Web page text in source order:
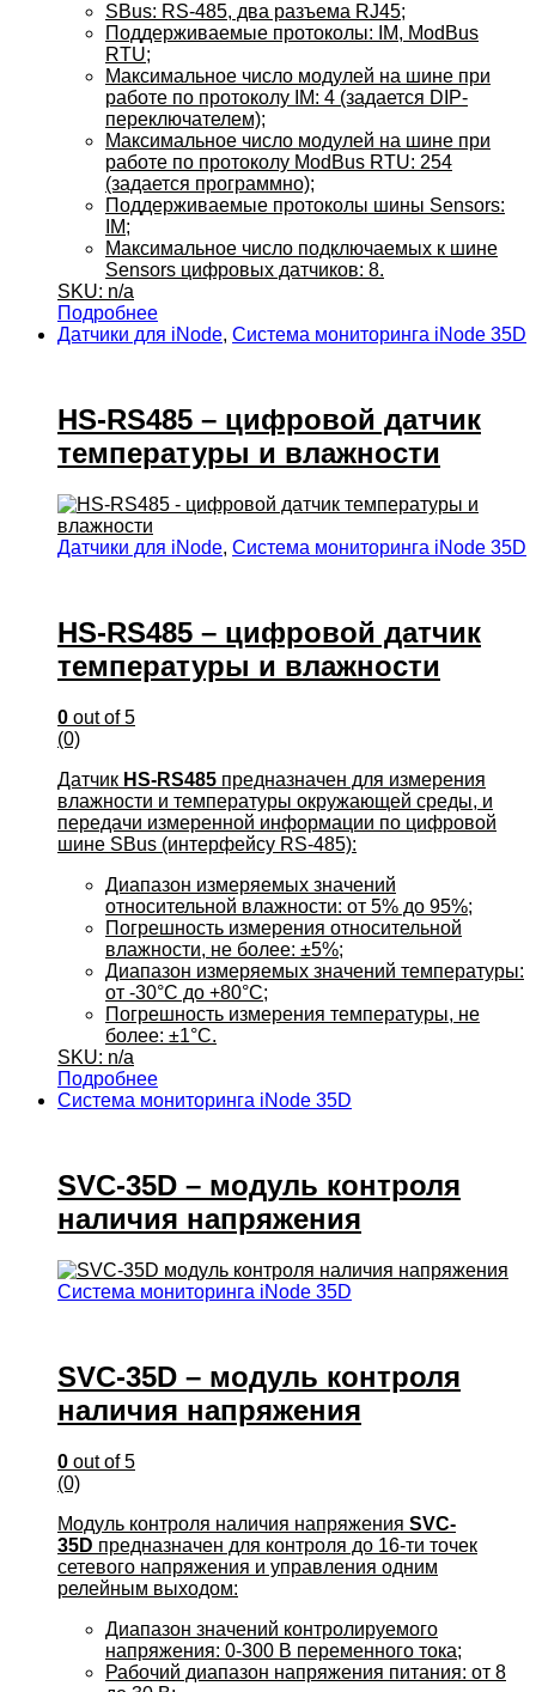
SBus: RS-485, два разъема RJ45;
Поддерживаемые протоколы: IM, ModBus
RTU;
Максимальное число модулей на шине при
работе по протоколу IM: 4 (задается DIP-
переключателем);
Максимальное число модулей на шине при
работе по протоколу ModBus RTU: 254
(задается программно);
Поддерживаемые протоколы шины Sensors:
IM;
Максимальное число подключаемых к шине
Sensors цифровых датчиков: 8.
SKU: n/a
Подробнее
Датчики для iNode, Система мониторинга iNode 35D
HS-RS485 – цифровой датчик
температуры и влажности
Датчики для iNode, Система мониторинга iNode 35D
HS-RS485 – цифровой датчик
температуры и влажности
0 out of 5
(0)
Датчик HS-RS485 предназначен для измерения
влажности и температуры окружающей среды, и
передачи измеренной информации по цифровой
шине SBus (интерфейсу RS-485):
Диапазон измеряемых значений
относительной влажности: от 5% до 95%;
Погрешность измерения относительной
влажности, не более: ±5%;
Диапазон измеряемых значений температуры:
от -30°С до +80°С;
Погрешность измерения температуры, не
более: ±1°С.
SKU: n/a
Подробнее
Система мониторинга iNode 35D
SVC-35D – модуль контроля
наличия напряжения
Система мониторинга iNode 35D
SVC-35D – модуль контроля
наличия напряжения
0 out of 5
(0)
Модуль контроля наличия напряжения SVC-
35D предназначен для контроля до 16-ти точек
сетевого напряжения и управления одним
релейным выходом:
Диапазон значений контролируемого
напряжения: 0-300 В переменного тока;
Рабочий диапазон напряжения питания: от 8